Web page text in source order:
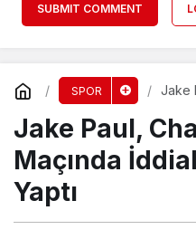
SUBMIT COMMENT
SPOR
Jake
Jake Paul,
Maçında
Yaptı